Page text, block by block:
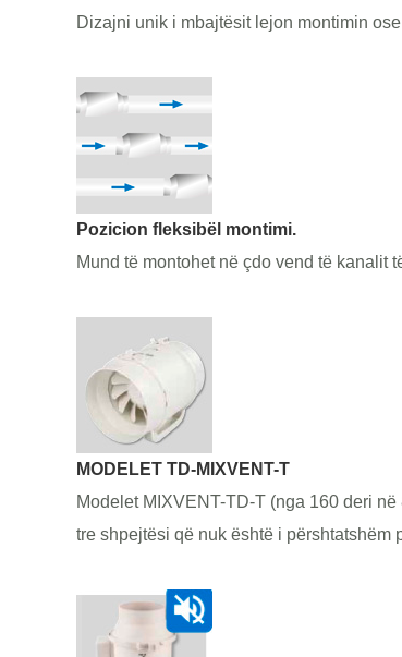
Dizajni unik i mbajtësit lejon montimin
Pozicion fleksibël montimi.
Mund të montohet në çdo vend të kanalit
MODELET TD-MIXVENT-T
Modelet MIXVENT-TD-T (nga 160 deri
tre shpejtësi që nuk është i përshtatshëm